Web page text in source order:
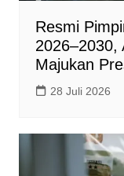
Resmi
2026–2030,
Majukan
28 Juli 2026